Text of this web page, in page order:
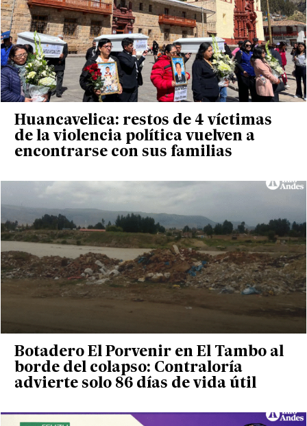
Huancavelica: restos de 4 víctimas
de la violencia política vuelven a
encontrarse con sus familias
Botadero El Porvenir en El Tambo al
borde del colapso: Contraloría
advierte solo 86 días de vida útil